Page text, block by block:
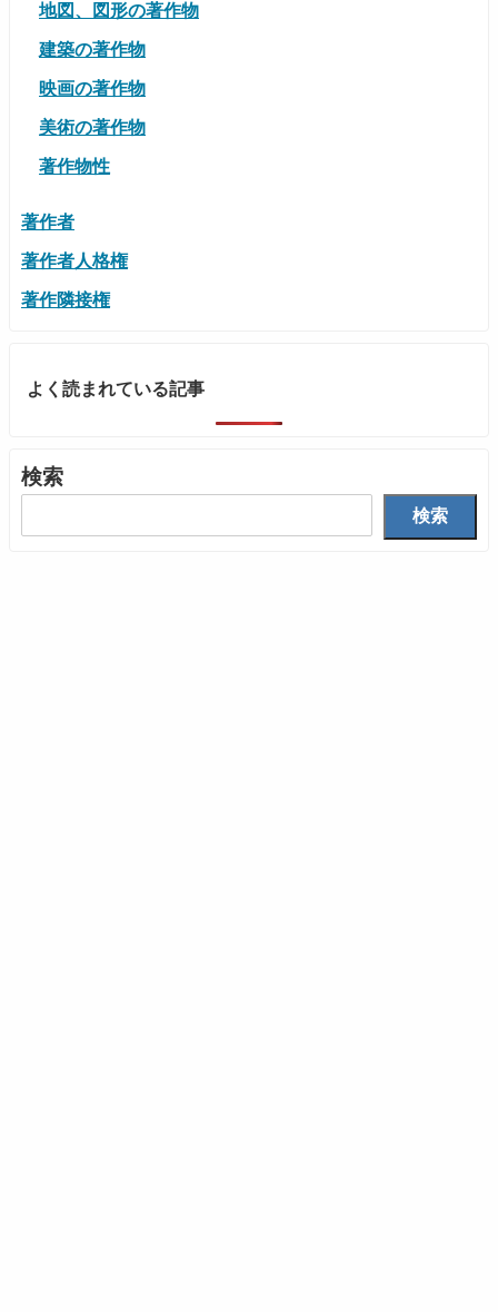
地図、図形の著作物
建築の著作物
映画の著作物
美術の著作物
著作物性
著作者
著作者人格権
著作隣接権
よく読まれている記事
検索
検索